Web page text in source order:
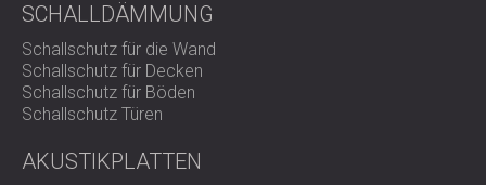
DECIBEL bietet maßgeschneiderte Schallschutzsysteme
für Heiz- und Kühlgeräte in Wohngebäuden.
Kontaktieren Sie unser Team,
entwickeln, die Ihr Zuhause nachhaltig und leise hält.
SCHALLDÄMMUNG
Schallschutz für die Wand
Schallschutz für Decken
Schallschutz für Böden
Schallschutz Türen
AKUSTIKPLATTEN